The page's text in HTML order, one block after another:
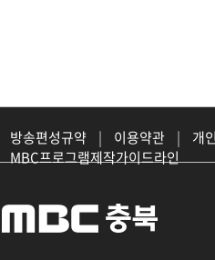
방송편성규약 | 이용약관 | 개
MBC프로그램제작가이드라인